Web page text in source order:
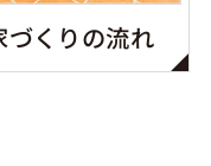
づくりの流れ